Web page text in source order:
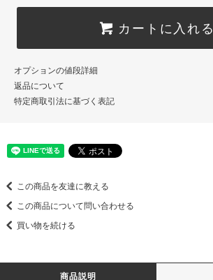
カートに入れる
オプションの値段詳細
返品について
特定商取引法に基づく表記
この商品を友達に教える
この商品について問い合わせる
買い物を続ける
商品説明